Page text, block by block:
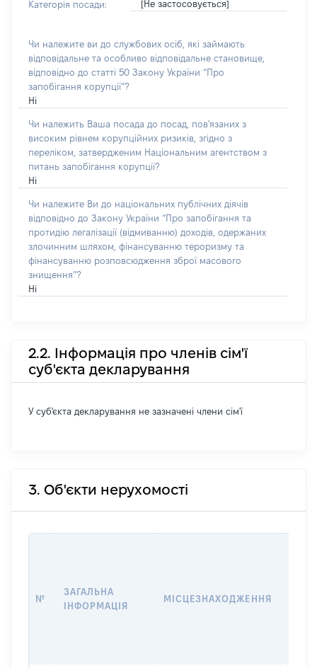
Категорія посади: [Не застосовується]
Чи належите ви до службових осіб, які займають
відповідальне та особливо відповідальне становище,
відповідно до статті 50 Закону України “Про
запобігання корупції”?
Ні
Чи належить Ваша посада до посад, пов'язаних з
високим рівнем корупційних ризиків, згідно з
переліком, затвердженим Національним агентством з
питань запобігання корупції?
Ні
Чи належите Ви до національних публічних діячів
відповідно до Закону України “Про запобігання та
протидію легалізації (відмиванню) доходів, одержаних
злочинним шляхом, фінансуванню тероризму та
фінансуванню розповсюдження зброї масового
знищення”?
Ні
2.2. Інформація про членів сім'ї
суб'єкта декларування
У суб'єкта декларування не зазначені члени сім'ї
3. Об'єкти нерухомості
№
ЗАГАЛЬНА
ІНФОРМАЦІЯ
МІСЦЕЗНАХОДЖЕННЯ